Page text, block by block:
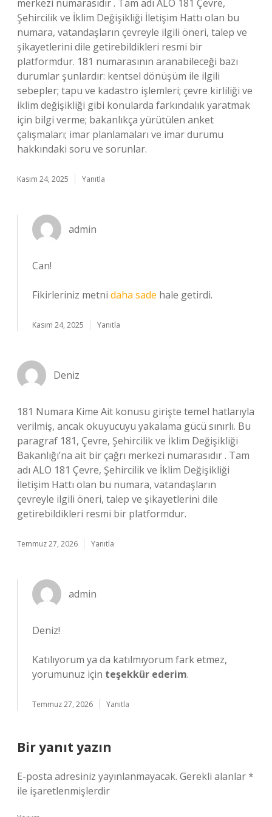
merkezi numarasıdır . Tam adı ALO 181 Çevre,
Şehircilik ve İklim Değişikliği İletişim Hattı olan bu
numara, vatandaşların çevreyle ilgili öneri, talep ve
şikayetlerini dile getirebildikleri resmi bir
platformdur. 181 numarasının aranabileceği bazı
durumlar şunlardır: kentsel dönüşüm ile ilgili
sebepler; tapu ve kadastro işlemleri; çevre kirliliği ve
iklim değişikliği gibi konularda farkındalık yaratmak
için bilgi verme; bakanlıkça yürütülen anket
çalışmaları; imar planlamaları ve imar durumu
hakkındaki soru ve sorunlar.
Kasım 24, 2025 Yanıtla
admin
Can!
Fikirleriniz metni daha sade hale getirdi.
Kasım 24, 2025 Yanıtla
Deniz
181 Numara Kime Ait konusu girişte temel hatlarıyla
verilmiş, ancak okuyucuyu yakalama gücü sınırlı. Bu
paragraf 181, Çevre, Şehircilik ve İklim Değişikliği
Bakanlığı’na ait bir çağrı merkezi numarasıdır . Tam
adı ALO 181 Çevre, Şehircilik ve İklim Değişikliği
İletişim Hattı olan bu numara, vatandaşların
çevreyle ilgili öneri, talep ve şikayetlerini dile
getirebildikleri resmi bir platformdur.
Temmuz 27, 2026 Yanıtla
admin
Deniz!
Katılıyorum ya da katılmıyorum fark etmez,
yorumunuz için teşekkür ederim.
Temmuz 27, 2026 Yanıtla
Bir yanıt yazın
E-posta adresiniz yayınlanmayacak. Gerekli alanlar*
ile işaretlenmişlerdir